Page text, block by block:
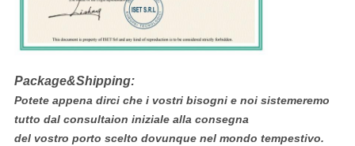
Package&Shipping:
Potete appena dirci che i vostri bisogni e noi sistemeremo
tutto dal consultaion iniziale alla consegna
del vostro porto scelto dovunque nel mondo tempestivo.